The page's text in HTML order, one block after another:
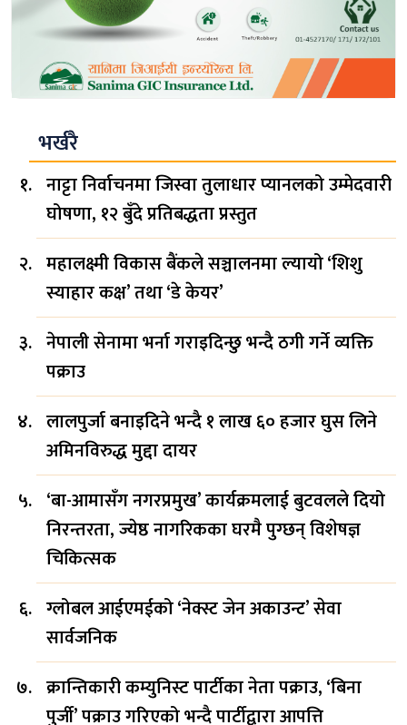
भर्खरै
नाट्टा निर्वाचनमा जिस्वा तुलाधार प्यानलको उम्मेदवारी
घोषणा, १२ बुँदे प्रतिबद्धता प्रस्तुत
महालक्ष्मी विकास बैंकले सञ्चालनमा ल्यायो ‘शिशु
स्याहार कक्ष’ तथा ‘डे केयर’
नेपाली सेनामा भर्ना गराइदिन्छु भन्दै ठगी गर्ने व्यक्ति
पक्राउ
लालपुर्जा बनाइदिने भन्दै १ लाख ६० हजार घुस लिने
अमिनविरुद्ध मुद्दा दायर
‘बा-आमासँग नगरप्रमुख’ कार्यक्रमलाई बुटवलले दियो
निरन्तरता, ज्येष्ठ नागरिकका घरमै पुग्छन् विशेषज्ञ
चिकित्सक
ग्लोबल आईएमईको ‘नेक्स्ट जेन अकाउन्ट’ सेवा
सार्वजनिक
क्रान्तिकारी कम्युनिस्ट पार्टीका नेता पक्राउ, ‘बिना
पुर्जी’ पक्राउ गरिएको भन्दै पार्टीद्वारा आपत्ति